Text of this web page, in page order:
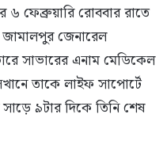
ফেব্রুয়ারি রোববার রাতে
জেনারেল
সাভারের এনাম মেডিকেল
তাকে লাইফ সাপোর্টে
৯টার দিকে তিনি শেষ